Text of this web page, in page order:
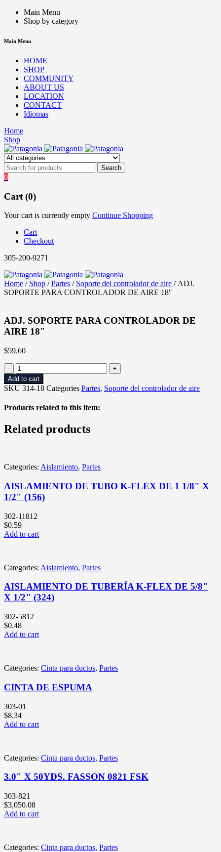
Main Menu
Shop by category
Main Menu
HOME
SHOP
COMMUNITY
ABOUT US
LOCATION
CONTACT
Idiomas
Home
Shop
0
Cart (0)
Your cart is currently empty Continue Shopping
Cart
Checkout
305-200-9271
Home / Shop /Partes / Soporte del controlador de aire / ADJ.
SOPORTE PARA CONTROLADOR DE AIRE 18″
ADJ. SOPORTE PARA CONTROLADOR DE
AIRE 18″
$59.60
ADJ.
SOPORTE
PARA
CONTROLADOR
AIRE
quantity
Add to cart
SKU 314-18 Categories Partes, Soporte del controlador de aire
Products related to this item:
Related products
Categories: Aislamiento, Partes
AISLAMIENTO DE TUBO K-FLEX DE 1 1/8" X
1/2" (156)
302-11812
$0.59
Add to cart
Categories: Aislamiento, Partes
AISLAMIENTO DE TUBERÍA K-FLEX DE 5/8"
X 1/2" (324)
302-5812
$0.48
Add to cart
Categories: Cinta para ductos, Partes
CINTA DE ESPUMA
303-01
$8.34
Add to cart
Categories: Cinta para ductos, Partes
3.0" X 50YDS. FASSON 0821 FSK
303-821
$3,050.08
Add to cart
Categories: Cinta para ductos, Partes